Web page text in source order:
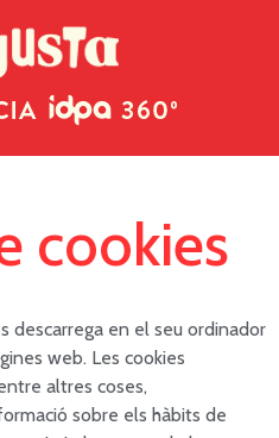
cookies
descarrega en el seu ordinador
web. Les cookies
altres coses,
sobre els hàbits de